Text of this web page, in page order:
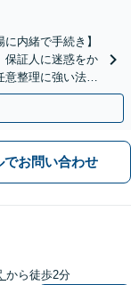
内緒で手続き】
保証人に迷惑をか
整理に強い法律
】
でお問い合わせ
から徒歩2分